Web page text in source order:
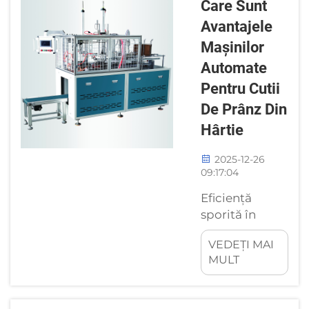
serviciilor de
alimentație și
catering
folosesc
mașini de
hârtie
datorită
designului
toate acestea,
toate mașinile
suferă de
uzură în urma
utilizării
Care Sunt
Avantajele
Mașinilor
Automate
Pentru Cutii
De Prânz Din
Hârtie
2025-12-26
09:17:04
Eficiență
sporită în
producție cu
mașinile
automate de
VEDEȚI MAI
MULT